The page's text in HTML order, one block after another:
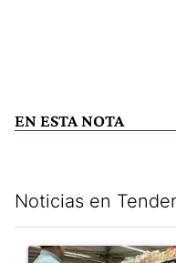
EN ESTA NOTA
Noticias en
Un artículo de